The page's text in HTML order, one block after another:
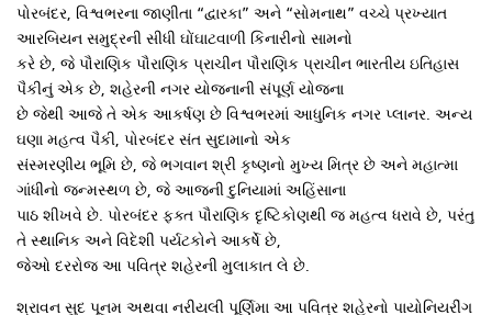
પોરબંદર, વિશ્વભરના જાણીતા “દ્વારકા” અને “સોમનાથ” વચ્ચે પ્રખ્યાત
આરબિયન સમુદ્રની સીધી ઘોંઘાટવાળી કિનારીનો સામનો
કરે છે, જે પૌરાણિક પૌરાણિક પ્રાચીન પૌરાણિક પ્રાચીન ભારતીય ઇતિહાસ
પૈકીનું એક છે, શહેરની નગર યોજનાની સંપૂર્ણ યોજના
છે જેથી આજે તે એક આકર્ષણ છે વિશ્વભરમાં આધુનિક નગર પ્લાનર. અન્ય
ઘણા મહત્વ પૈકી, પોરબંદર સંત સુદામાનો એક
સંસ્મરણીય ભૂમિ છે, જે ભગવાન શ્રી કૃષ્ણનો મુખ્ય મિત્ર છે અને મહાત્મા
ગાંધીનો જન્મસ્થળ છે, જે આજની દુનિયામાં અહિંસાના
પાઠ શીખવે છે. પોરબંદર ફક્ત પૌરાણિક દૃષ્ટિકોણથી જ મહત્વ ધરાવે છે, પરંતુ
તે સ્થાનિક અને વિદેશી પર્યટકોને આકર્ષે છે,
જેઓ દરરોજ આ પવિત્ર શહેરની મુલાકાત લે છે.
શ્રાવન સુદ પૂનમ અથવા નરીયલી પૂર્ણિમા આ પવિત્ર શહેરનો પાયોનિયરીંગ